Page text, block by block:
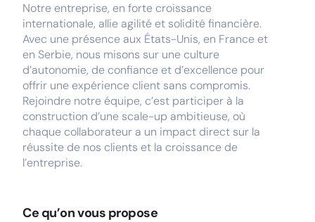
Notre entreprise, en forte croissance
internationale, allie agilité et solidité financière.
Avec une présence aux États-Unis, en France et
en Serbie, nous misons sur une culture
d’autonomie, de confiance et d’excellence pour
offrir une expérience client sans compromis.
Rejoindre notre équipe, c’est participer à la
construction d’une scale-up ambitieuse, où
chaque collaborateur a un impact direct sur la
réussite de nos clients et la croissance de
l’entreprise.
Ce qu’on vous propose